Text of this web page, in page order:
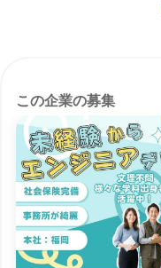
この企業の募集